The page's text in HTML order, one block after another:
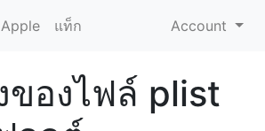
Apple แท็ก Account
ของไฟล์ plist